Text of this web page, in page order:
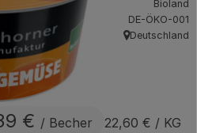
€ / Becher 22,60 € / KG
Bioland
, Kontrollstelle:
DE-ÖKO-001
, Herkunft:
Deutschland